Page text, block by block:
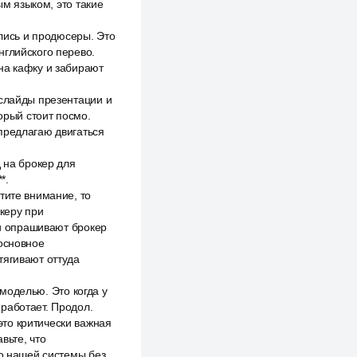
языком, это такие
и продюсеры. Это
перево.
кафку и забирают
презентации и
стоит посмо.
двигаться
брокер для
внимание, то
при
опрашивают брокер
оттуда
Это когда у
Продол.
критически важная
что